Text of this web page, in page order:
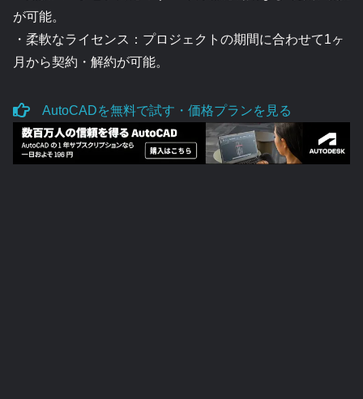
が可能。
・柔軟なライセンス：プロジェクトの期間に合わせて1ヶ
月から契約・解約が可能。
AutoCADを無料で試す・価格プランを見る